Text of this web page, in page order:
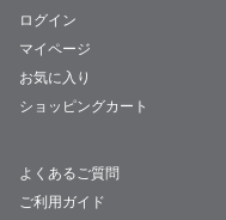
ログイン
マイページ
お気に入り
ショッピングカート
よくあるご質問
ご利用ガイド